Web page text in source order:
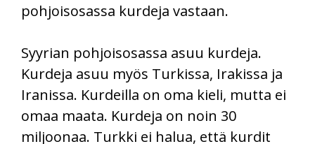
pohjoisosassa kurdeja vastaan.
Syyrian pohjoisosassa asuu kurdeja.
Kurdeja asuu myös Turkissa, Irakissa ja
Iranissa. Kurdeilla on oma kieli, mutta ei
omaa maata. Kurdeja on noin 30
miljoonaa. Turkki ei halua, että kurdit